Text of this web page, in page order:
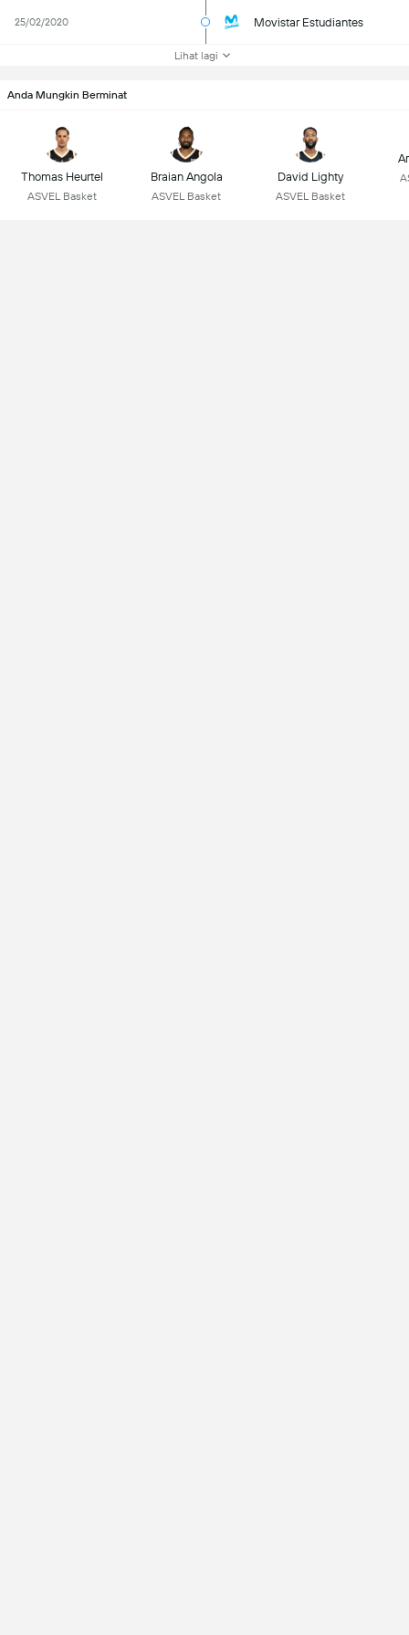
25/02/2020 Movistar Estudiantes
Lihat lagi
Anda Mungkin Berminat
Thomas Heurtel
ASVEL Basket
Braian Angola
ASVEL Basket
David Lighty
ASVEL Basket